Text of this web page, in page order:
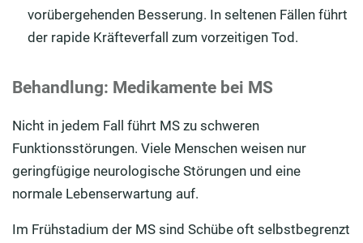
vorübergehenden Besserung. In seltenen Fällen führt
der rapide Kräfteverfall zum vorzeitigen Tod.
Behandlung: Medikamente bei MS
Nicht in jedem Fall führt MS zu schweren
Funktionsstörungen. Viele Menschen weisen nur
geringfügige neurologische Störungen und eine
normale Lebenserwartung auf.
Im Frühstadium der MS sind Schübe oft selbstbegrenzt